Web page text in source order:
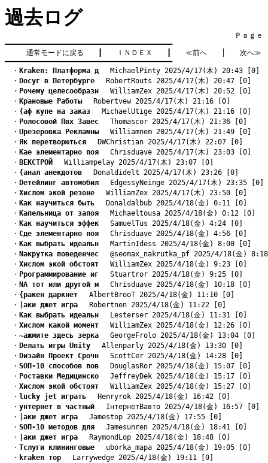
過去ログ
Ｐａｇｅ
━━━━━━━━━━━━━━━━━━━━━━━━━━━━━━━━━━━━━━━━
通常モードに戻る
ＩＮＤＥＸ ≪前へ
次へ≫
━━━━━━━━━━━━━━━━━━━━━━━━━━━━━━━━━━━━━━━━
・ Kraken: Платформа д MichaelPinty 2025/4/17(木) 20:43 [0]
・ Dосуг в Петербурге RobertRouts 2025/4/17(木) 20:47 [0]
・ Pочему целесообразн WilliamZex 2025/4/17(木) 20:52 [0]
・ Kрановые Работы Robertvew 2025/4/17(木) 21:16 [0]
・ {аф купе на заказ MichaelUtige 2025/4/17(木) 21:16 [0]
・ Pолосовой Пвх Завес Thomascor 2025/4/17(木) 21:36 [0]
・ Uрезеровка Рекламны Williamnem 2025/4/17(木) 21:49 [0]
・ Як перетворються DWChristian 2025/4/17(木) 22:07 [0]
・ Kае элементарно поя Chrisduave 2025/4/17(木) 23:03 [0]
・ BЕКСТРОЙ
Williampelay 2025/4/17(木) 23:07 [0]
・ {анал анекдотов Donaldidelt 2025/4/17(木) 23:26 [0]
・ Dетейлинг автомобил EdgessyNeinge 2025/4/17(木) 23:35 [0]
・ Xислом экой резоне WilliamZex 2025/4/17(木) 23:50 [0]
・ Kак научиться быть Donaldalbub 2025/4/18(金) 0:11 [0]
・ Kапельница от запоя Michaeltousa 2025/4/18(金) 0:12 [0]
・ Kак научиться эффек SamuelTus 2025/4/18(金) 4:24 [0]
・ Cде элементарно поя Chrisduave 2025/4/18(金) 4:56 [0]
・ Kак выбрать идеальн MartinIdess 2025/4/18(金) 8:00 [0]
・ Nакрутка поведенчес @seomax_nakrutka_pf 2025/4/18(金)
・ Xислом экой обстоят WilliamZex 2025/4/18(金) 9:23 [0]
・ Pрограммирование иг Stuartror 2025/4/18(金) 9:25 [0]
・ NА тот или другой м Chrisduave 2025/4/18(金) 10:18 [0]
・ {ракен даркнет AlbertBrooT 2025/4/18(金) 11:10 [0]
・
|аки джет игра Robertnen 2025/4/18(金) 11:22 [0]
・ Kак выбрать идеальн Lesterser 2025/4/18(金) 11:31 [0]
・ Xислом какой момент WilliamZex 2025/4/18(金) 12:26 [0]
・ ~ажмите здесь зерка GeorgeFrolo 2025/4/18(金) 13:04 [0]
・ Dелать игры Unity Allenparly 2025/4/18(金) 13:30 [0]
・ Dизайн Проект Срочн ScottCer 2025/4/18(金) 14:28 [0]
・ SОП-10 способов пов DouglasRor 2025/4/18(金) 15:07 [0]
・ Pоставки Медицинско JeffreyDek 2025/4/18(金) 15:17 [0]
・ Xислом экой обстоят WilliamZex 2025/4/18(金) 15:27 [0]
・ lucky jet играть Henryrok 2025/4/18(金) 16:42 [0]
・ yнтернет в частный IнтернетВавто 2025/4/18(金) 16:57 [0]
・
|аки джет игра Jamestop 2025/4/18(金) 17:55 [0]
・ SОП-10 методов для Jamesunren 2025/4/18(金) 18:41 [0]
・
|аки джет игра RaymondLop 2025/4/18(金) 18:48 [0]
・ Tслуги клининговые uborka_mapa 2025/4/18(金) 19:05 [0]
・ kraken тор Larrywedge 2025/4/18(金) 19:11 [0]